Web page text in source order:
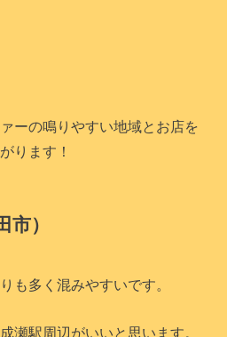
ーの鳴りやすい地域とお店を
ります！
）
も多く混みやすいです。
瀬駅周辺がいいと思います。